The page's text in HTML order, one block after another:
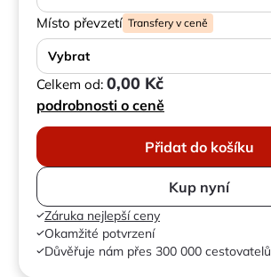
Místo převzetí Transfery v ceně
Vybrat
Celkem od: 0,00 Kč
podrobnosti o ceně
Přidat do košíku
Kup nyní
Záruka nejlepší ceny
Okamžité potvrzení
Důvěřuje nám přes 300 000 cestovatelů